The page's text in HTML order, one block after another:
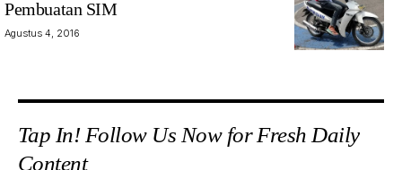
Pembuatan SIM
Agustus 4, 2016
Tap In! Follow Us Now for Fresh Daily
Content